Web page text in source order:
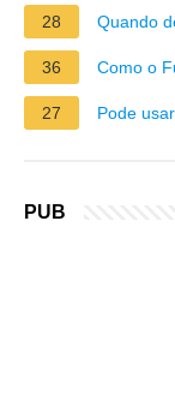
28 Quando
36 Como o
27 Pode
PUB